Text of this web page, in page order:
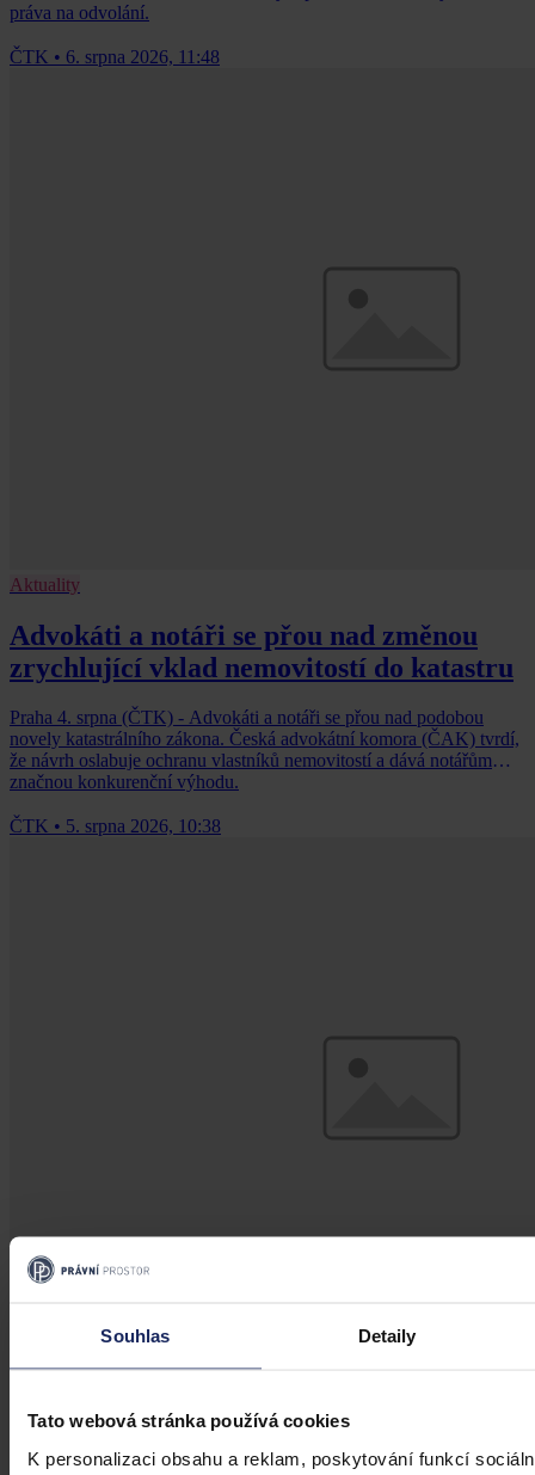
Souhlas Detaily
Tato webová stránka používá cookies
K personalizaci obsahu a reklam, poskytování funkcí
práva na odvolání.
ČTK • 6. srpna 2026, 11:48
Aktuality
Advokáti a notáři se přou nad změnou
zrychlující vklad nemovitostí do katastru
Praha 4. srpna (ČTK) - Advokáti a notáři se přou nad podobou
novely katastrálního zákona. Česká advokátní komora (ČAK) tvrdí,
že návrh oslabuje ochranu vlastníků nemovitostí a dává notářům
značnou konkurenční výhodu.
ČTK • 5. srpna 2026, 10:38
NS: Chybu v prohlášení vlastníka
bytového domu lze opravit i po letech